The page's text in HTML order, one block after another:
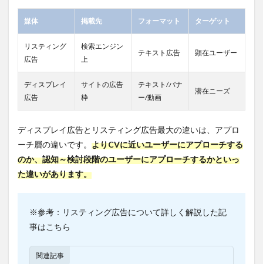
画でア
プロー
1.6.3
ット
マーケ
ティン
が可能
2
レイ
広告
果を
改善
媒体 掲載先 フォーマット ターゲット
リスティング
広告
検索エンジン
上
テキスト広告 顕在ユーザー
ディスプレイ
広告
サイトの広告
枠
テキスト/バナ
ー/動画
潜在ニーズ
ディスプレイ広告とリスティング広告最大の違いは、アプロ
ーチ層の違いです。 よりCVに近いユーザーにアプローチする
のか、認知～検討段階のユーザーにアプローチするかといっ
た違いがあります。
※参考：リスティング広告について詳しく解説した記
事はこちら
関連記事